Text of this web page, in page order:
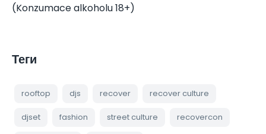
(Konzumace alkoholu 18+)
Теги
rooftop djs recover recover culture
djset fashion street culture recovercon